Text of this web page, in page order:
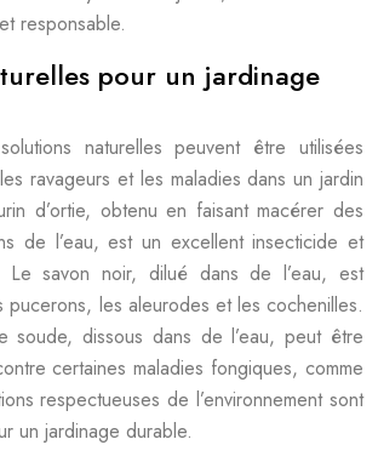
responsable.
pour un jardinage
naturelles peuvent être utilisées
ravageurs et les maladies dans un jardin
d’ortie, obtenu en faisant macérer des
de l’eau, est un excellent insecticide et
Le savon noir, dilué dans de l’eau, est
les aleurodes et les cochenilles.
soude, dissous dans de l’eau, peut être
certaines maladies fongiques, comme
respectueuses de l’environnement sont
un jardinage durable.